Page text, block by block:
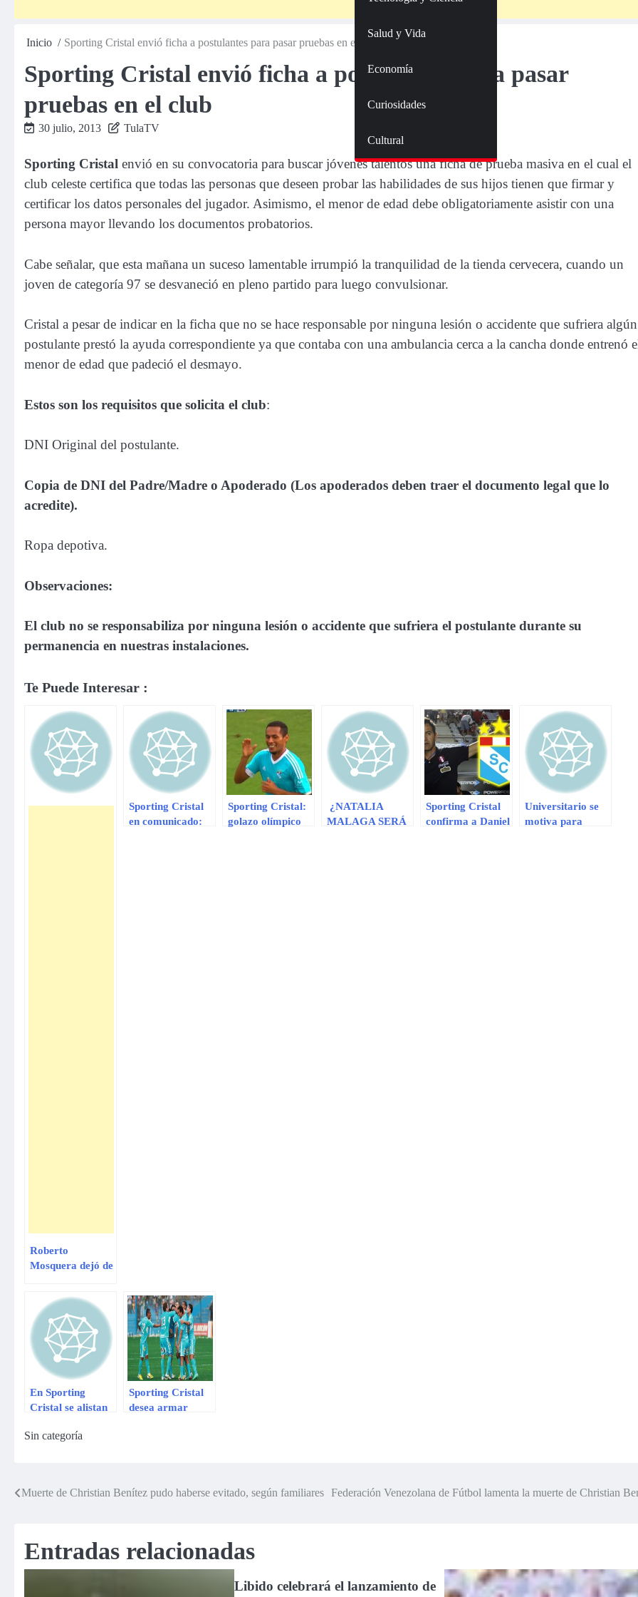
Salud y Vida
Economía
Curiosidades
Cultural
Inicio Sporting Cristal envió ficha a postulantes para pasar pruebas en el club
Sporting Cristal envió ficha a postulantes para pasar
pruebas en el club
30 julio, 2013 TulaTV
Sporting Cristal envió en su convocatoria para buscar jóvenes talentos una ficha de prueba masiva en el cual el
club celeste certifica que todas las personas que deseen probar las habilidades de sus hijos tienen que firmar y
certificar los datos personales del jugador. Asimismo, el menor de edad debe obligatoriamente asistir con una
persona mayor llevando los documentos probatorios.
Cabe señalar, que esta mañana un suceso lamentable irrumpió la tranquilidad de la tienda cervecera, cuando un
joven de categoría 97 se desvaneció en pleno partido para luego convulsionar.
Cristal a pesar de indicar en la ficha que no se hace responsable por ninguna lesión o accidente que sufriera algún
postulante prestó la ayuda correspondiente ya que contaba con una ambulancia cerca a la cancha donde entrenó
menor de edad que padeció el desmayo.
Estos son los requisitos que solicita el club:
DNI Original del postulante.
Copia de DNI del Padre/Madre o Apoderado (Los apoderados deben traer el documento legal que lo
acredite).
Ropa depotiva.
Observaciones:
El club no se responsabiliza por ninguna lesión o accidente que sufriera el postulante durante su
permanencia en nuestras instalaciones.
Te Puede Interesar :
Roberto
Mosquera dejó de
técnico de
Sporting Cristal
Sporting Cristal
en comunicado:
Sporting Cristal:
golazo olímpico
¿NATALIA
MALAGA SERÁ
Sporting Cristal
confirma a Daniel
Universitario se
motiva para
En Sporting
Cristal se alistan
Moyobamba
Sporting Cristal
desea armar
Sin categoría
Navegación
entradas
Muerte de Christian Benítez pudo haberse evitado, según familiares Federación Venezolana de Fútbol lamenta la muerte de Christian
Entradas relacionadas
Libido celebrará el lanzamiento de